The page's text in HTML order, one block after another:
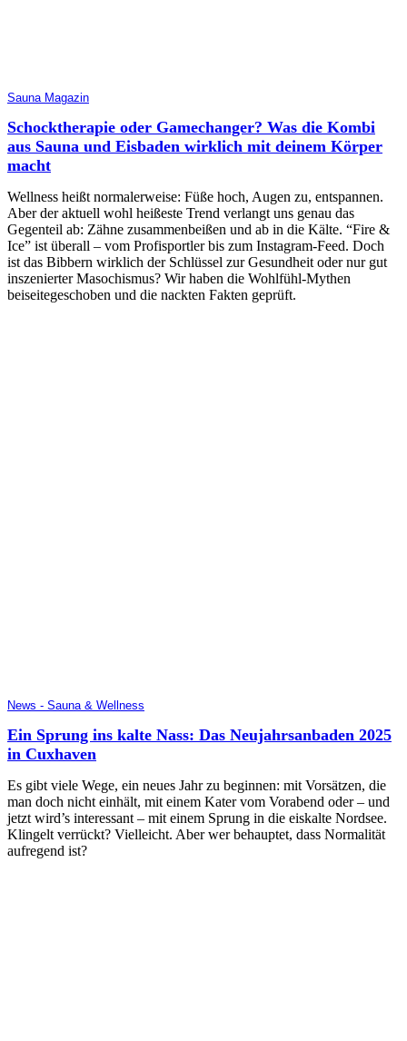
Sauna Magazin
Schocktherapie oder Gamechanger? Was die Kombi
aus Sauna und Eisbaden wirklich mit deinem Körper
macht
Wellness heißt normalerweise: Füße hoch, Augen zu, entspannen.
Aber der aktuell wohl heißeste Trend verlangt uns genau das
Gegenteil ab: Zähne zusammenbeißen und ab in die Kälte. “Fire &
Ice” ist überall – vom Profisportler bis zum Instagram-Feed. Doch
ist das Bibbern wirklich der Schlüssel zur Gesundheit oder nur gut
inszenierter Masochismus? Wir haben die Wohlfühl-Mythen
beiseitegeschoben und die nackten Fakten geprüft.
News - Sauna & Wellness
Ein Sprung ins kalte Nass: Das Neujahrsanbaden 2025
in Cuxhaven
Es gibt viele Wege, ein neues Jahr zu beginnen: mit Vorsätzen, die
man doch nicht einhält, mit einem Kater vom Vorabend oder – und
jetzt wird’s interessant – mit einem Sprung in die eiskalte Nordsee.
Klingelt verrückt? Vielleicht. Aber wer behauptet, dass Normalität
aufregend ist?